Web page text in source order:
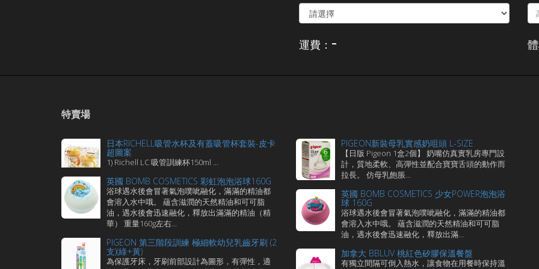
運費： -
特賣場
日本RICHELL吸管水杯及有蓋吸管杯套裝-皮卡
超圖案
1) Richell LC 吸管訓練杯150ml ...
英國 BOMB COSMETICS 彩虹泡泡浴球160G
浴球遇水後會冒著氣泡噗呲融化，滿滿的精油都
會溶入水中哦。 蘊含滋潤的天然精油和可可脂
油，遇水後會迅速融化，釋放出滿滿的精油（精
華） 重量160g左右...
PIGEON 第三階段訓練 極細軟幼兒乳齒牙刷 (2
支)(綠+黃)
為保護牙床，牙刷前部設計為圖形，有彈性，適
PIGEON新裝母乳實感奶咀頭 L-SIZE
【日版 Pigeon 1盒2個】 奶嘴仿真實乳房專門設
計，質地柔軟、高彈性並配合寶寶舌頭的動作而
拉長。 仿母乳飽脹...
英國 BOMB COSMETICS 少女POWER泡泡浴
球 160G
浴球遇水後會冒著氣泡噗呲融化，滿滿的精油都
會溶入水中哦。 蘊含滋潤的天然精油和可可脂
油，遇水後會迅速融化，釋放出滿...
加拿大 BBLUV 桃紅色矽膠保溫餐盤
有獨立間隔可倒入熱水，讓食物在用餐時保持溫